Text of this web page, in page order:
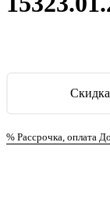
% Рассрочка, оплата